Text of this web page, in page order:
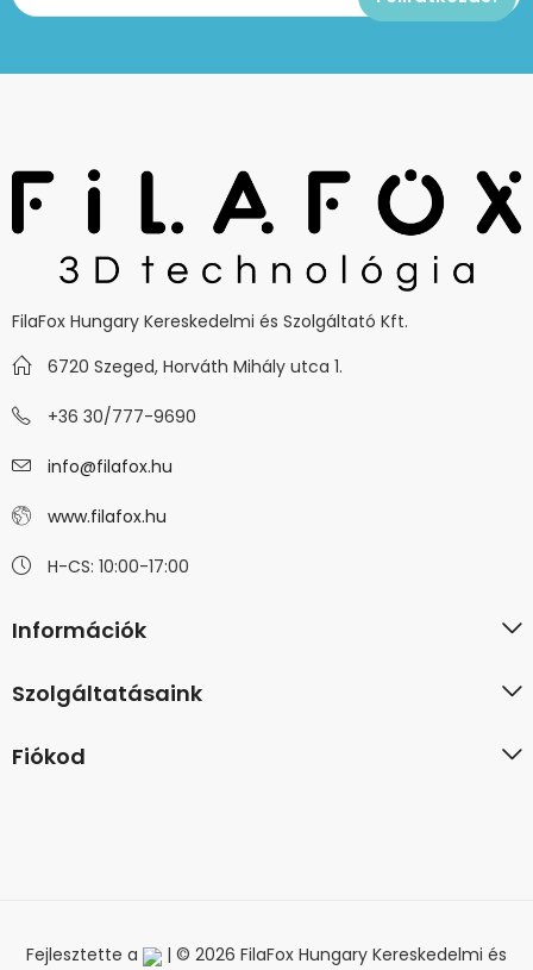
FilaFox Hungary Kereskedelmi és Szolgáltató Kft.
6720 Szeged, Horváth Mihály utca 1.
+36 30/777-9690
info@filafox.hu
www.filafox.hu
H-CS: 10:00-17:00
Információk
Szolgáltatásaink
Fiókod
Fejlesztette a | © 2026 FilaFox Hungary Kereskedelmi és